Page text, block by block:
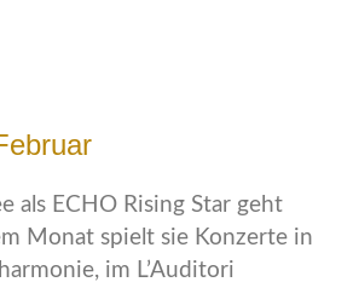
als ECHO Rising Star geht
Monat spielt sie Konzerte in
im L’Auditori